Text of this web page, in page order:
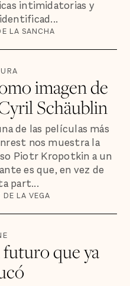
intimidatorias y
LA SANCHA
imagen de
Schäublin
de las películas más
nos muestra la
Piotr Kropotkin a un
es que, en vez de
part...
LA VEGA
futuro que ya